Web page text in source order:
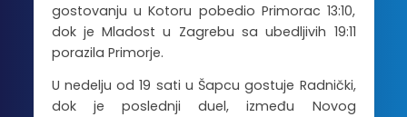
gostovanju u Kotoru pobedio Primorac 13:10,
dok je Mladost u Zagrebu sa ubedljivih 19:11
porazila Primorje.
U nedelju od 19 sati u Šapcu gostuje Radnički,
dok je poslednji duel, između Novog